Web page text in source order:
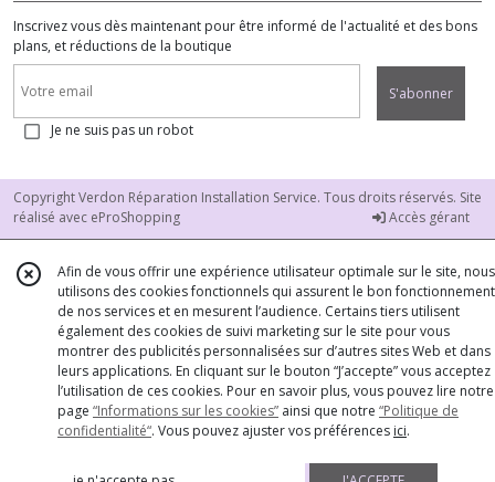
Inscrivez vous dès maintenant pour être informé de l'actualité et des bons
plans, et réductions de la boutique
S'abonner
Je ne suis pas un robot
Copyright Verdon Réparation Installation Service. Tous droits réservés. Site
réalisé avec eProShopping Accès gérant
Afin de vous offrir une expérience utilisateur optimale sur le site, nous
utilisons des cookies fonctionnels qui assurent le bon fonctionnement
de nos services et en mesurent l’audience. Certains tiers utilisent
également des cookies de suivi marketing sur le site pour vous
montrer des publicités personnalisées sur d’autres sites Web et dans
leurs applications. En cliquant sur le bouton “J’accepte” vous acceptez
l’utilisation de ces cookies. Pour en savoir plus, vous pouvez lire notre
page “Informations sur les cookies” ainsi que notre “Politique de
confidentialité“. Vous pouvez ajuster vos préférences ici.